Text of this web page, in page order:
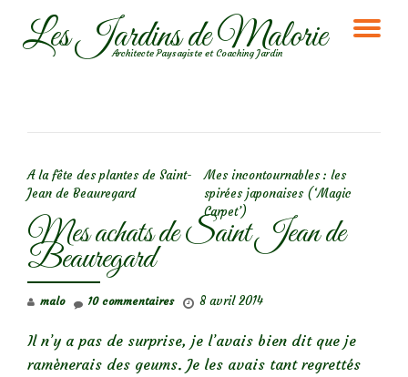
AllerLes Jardins de Malorie
Architecte Paysagiste et Coaching Jardin
A la fête des plantes de Saint-
Jean de Beauregard
Mes incontournables : les
spirées japonaises (‘Magic
Carpet’)
Mes achats de Saint Jean de
Beauregard
malo 8 avril 2014
10 commentaires
Il n’y a pas de surprise, je l’avais bien dit que je
ramènerais des geums. Je les avais tant regrettés